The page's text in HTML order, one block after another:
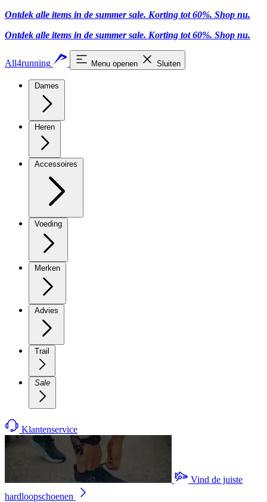
Ontdek alle items in de summer sale. Korting tot 60%. Shop nu.
Ontdek alle items in de summer sale. Korting tot 60%. Shop nu.
All4running Menu openen Sluiten
Dames
Heren
Accessoires
Voeding
Merken
Advies
Trail
Sale
Klantenservice
Vind de juiste
hardloopschoenen